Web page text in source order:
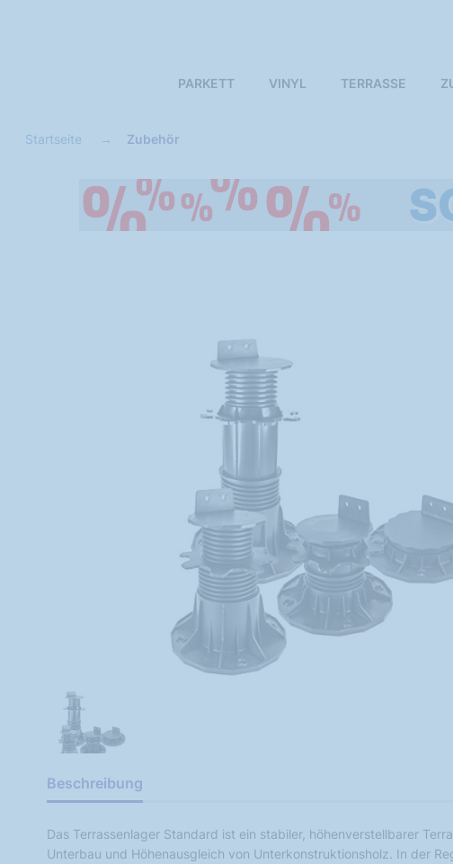
PARKETT VINYL TERRASSE
Startseite Zubehör
Beschreibung
Das Terrassenlager Standard ist ein stabiler, höhenverstellbarer
Unterbau und Höhenausgleich von Unterkonstruktionsholz. In der